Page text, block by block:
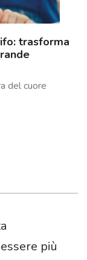
trasforma
del cuore
più